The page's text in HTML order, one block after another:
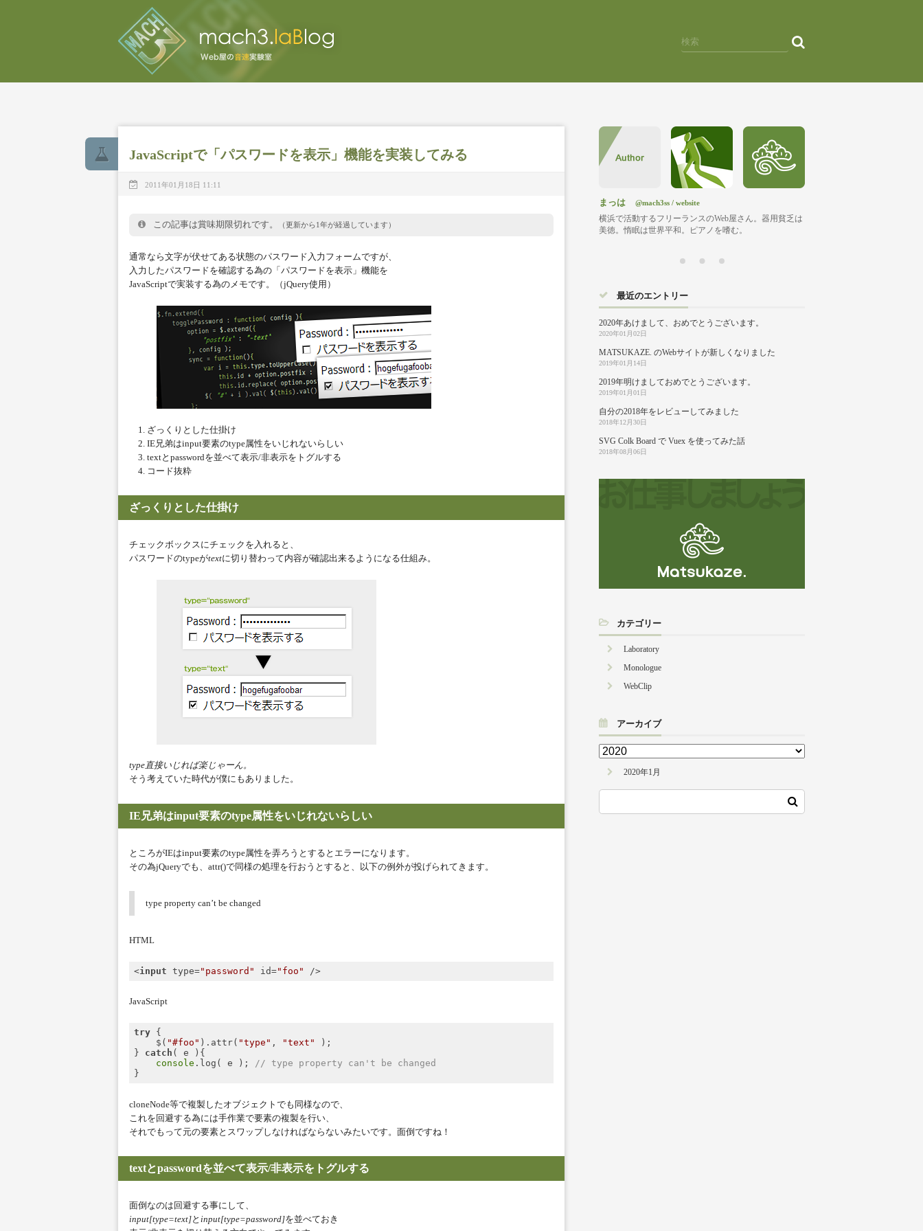
JavaScriptで「パスワードを表示」機能を実装してみる
2011年01月18日 11:11
この記事は賞味期限切れです。 （更新から1年が経過しています）
通常なら文字が伏せてある状態のパスワード入力フォームですが、
入力したパスワードを確認する為の「パスワードを表示」機能を
JavaScriptで実装する為のメモです。（jQuery使用）
ざっくりとした仕掛け
IE兄弟はinput要素のtype属性をいじれないらしい
textとpasswordを並べて表示/非表示をトグルする
コード抜粋
ざっくりとした仕掛け
チェックボックスにチェックを入れると、
パスワードのtypeがtextに切り替わって内容が確認出来るようになる仕組み。
type直接いじれば楽じゃーん。
そう考えていた時代が僕にもありました。
IE兄弟はinput要素のtype属性をいじれないらしい
ところがIEはinput要素のtype属性を弄ろうとするとエラーになります。
その為jQueryでも、attr()で同様の処理を行おうとすると、以下の例外が投げられてきます。
type property can’t be changed
HTML
<input type="password" id="foo" />
JavaScript
try {
    $(
"#foo" ).attr( "type" , "text" );
} catch ( e ){
console .log( e ); // type property can't be changed
cloneNode等で複製したオブジェクトでも同様なので、
これを回避する為には手作業で要素の複製を行い、
それでもって元の要素とスワップしなければならないみたいです。面倒ですね！
textとpasswordを並べて表示/非表示をトグルする
面倒なのは回避する事にして、
input[type=text]と input[type=password]を並べておき
まっは @mach3ss/ website
横浜で活動するフリーランスのWeb屋さん。器用貧乏は
美徳。惰眠は世界平和。ピアノを嗜む。
最近のエントリー
2020年あけまして、おめでとうございます。
2020年01月02日
MATSUKAZE. のWebサイトが新しくなりました
2019年01月14日
2019年明けましておめでとうございます。
2019年01月01日
自分の2018年をレビューしてみました
2018年12月30日
SVG Colk Board で Vuex を使ってみた話
2018年08月06日
カテゴリー
Laboratory
Monologue
WebClip
アーカイブ
2020年1月